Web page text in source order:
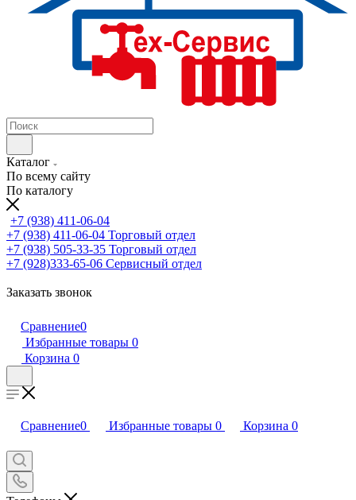
Каталог
По всему сайту
По каталогу
+7 (938) 411-06-04
+7 (938) 411-06-04 Торговый отдел
+7 (938) 505-33-35 Торговый отдел
+7 (928)333-65-06 Сервисный отдел
Заказать звонок
Сравнение0
Избранные товары 0
Корзина 0
Сравнение0 Избранные товары 0 Корзина 0